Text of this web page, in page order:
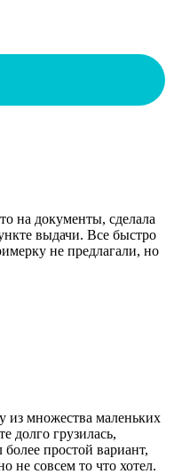
на документы, сделала
выдачи. Все быстро
не предлагали, но
из множества маленьких
долго грузилась,
более простой вариант,
не совсем то что хотел.